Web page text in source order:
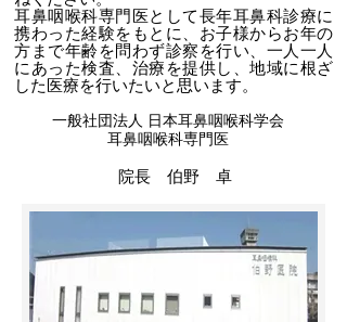
耳鼻咽喉科専門医として長年耳鼻科診療に
携わった経験をもとに、お子様からお年の
方まで年齢を問わず診察を行い、一人一人
にあった検査、治療を提供し、地域に根ざ
した医療を行いたいと思います。
一般社団法人 日本耳鼻咽喉科学会
耳鼻咽喉科専門医
院長 伯野 卓